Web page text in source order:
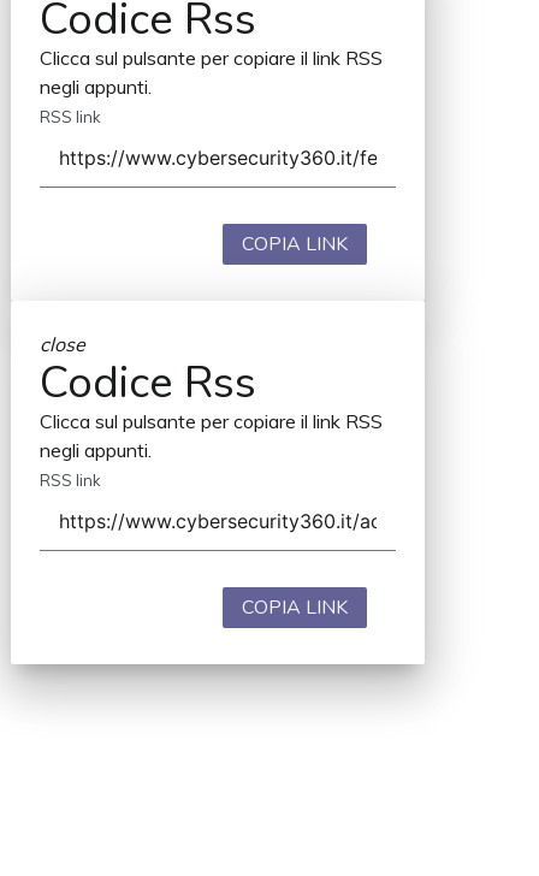
Codice Rss
Clicca sul pulsante per copiare il link RSS
negli appunti.
RSS link
COPIA LINK
close
Codice Rss
Clicca sul pulsante per copiare il link RSS
negli appunti.
RSS link
COPIA LINK